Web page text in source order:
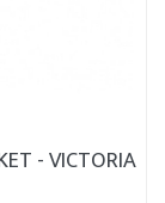
- VICTORIA